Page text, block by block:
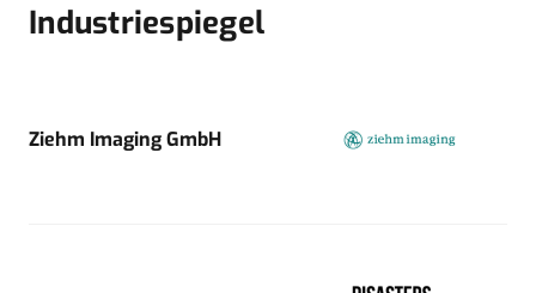
Industriespiegel
Ziehm Imaging GmbH